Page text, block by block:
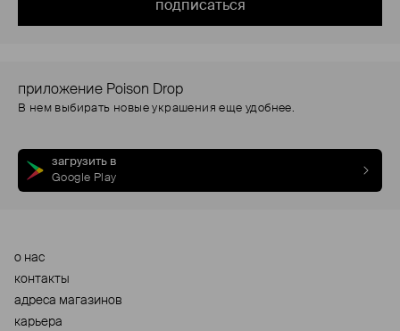
подписаться
приложение Poison Drop
В нем выбирать новые украшения еще удобнее.
загрузить в
Google Play
о нас
контакты
адреса магазинов
карьера